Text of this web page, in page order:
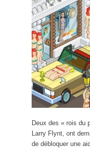
Deux des « rois du
Larry Flynt, ont
de débloquer une